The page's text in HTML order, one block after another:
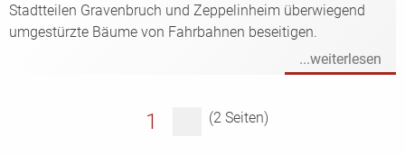
Stadtteilen Gravenbruch und Zeppelinheim überwiegend
umgestürzte Bäume von Fahrbahnen beseitigen.
...weiterlesen
1 (2 Seiten)